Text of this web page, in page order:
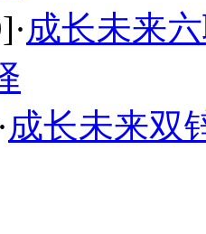
·成长未来
·成长未来双